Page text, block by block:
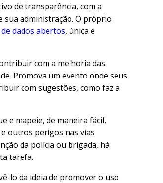
de transparência, com a
sua administração. O próprio
dados abertos, única e
com a melhoria das
Promova um evento onde seus
com sugestões, como faz a
e mapeie, de maneira fácil,
outros perigos nas vias
da polícia ou brigada, há
tarefa.
lo da ideia de promover o uso